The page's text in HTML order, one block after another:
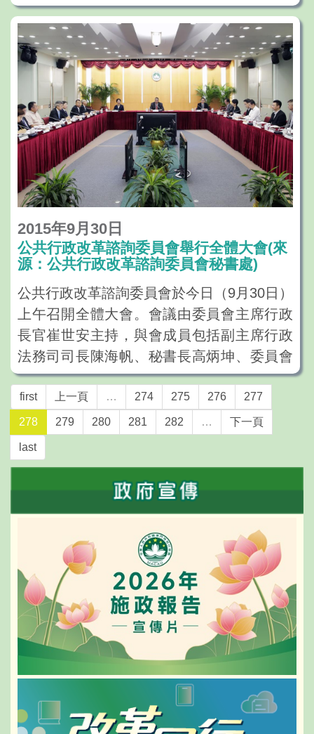
其代表，以及法務部門、民政總署和財政局
等代表。會上就強化和完善特區政府統籌立
法機制的事宜作了深入的討論，並確立了集
中統籌立法機制的改革方案。
2015年9月30日
公共行政改革諮詢委員會舉行全體大會(來
源：公共行政改革諮詢委員會秘書處)
公共行政改革諮詢委員會於今日（9月30日）
上午召開全體大會。會議由委員會主席行政
長官崔世安主持，與會成員包括副主席行政
法務司司長陳海帆、秘書長高炳坤、委員會
兩位小組協調員蕭志偉及石立炘，以及不同
施政領域的資深公務人員、社團代表和專家
學者等。會上，行政長官與各成員就如何提
升公共服務效率、完善特區政府績效管理等
公共行政改革議題進行討論。
first 上一頁 … 274 275 276 277
278 279 280 281 282 … 下一頁
last